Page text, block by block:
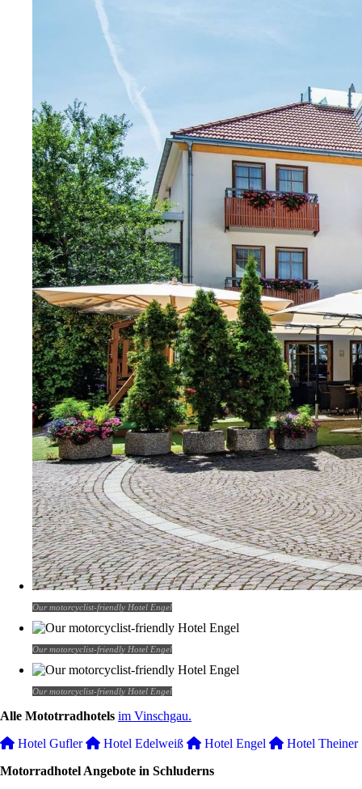
Our motorcyclist-friendly Hotel Engel
Our motorcyclist-friendly Hotel Engel
Our motorcyclist-friendly Hotel Engel
Alle Mototrradhotels im Vinschgau.
Hotel Gufler
Hotel Edelweiß Hotel Engel
Hotel Theiner
Motorradhotel Angebote in Schluderns